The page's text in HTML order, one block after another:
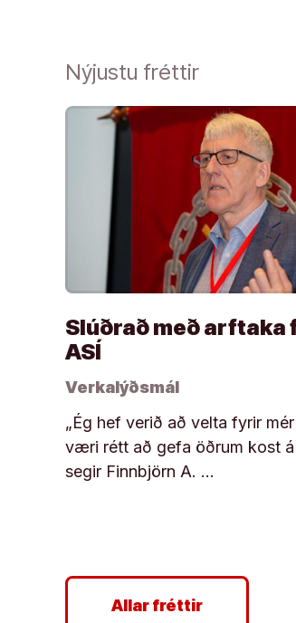
Nýjustu fréttir
Slúðrað með arftaka
ASÍ
Verkalýðsmál
„Ég hef verið að velta fyrir
væri rétt að gefa öðrum kost á
segir Finnbjörn A. …
Allar fréttir